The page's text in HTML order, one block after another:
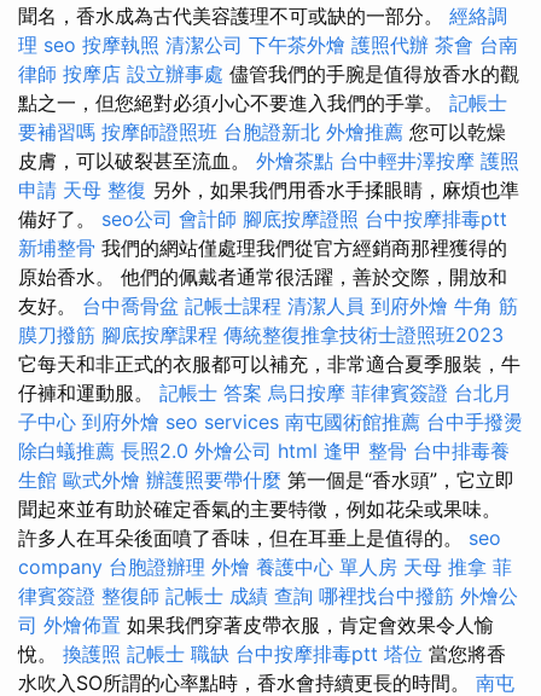
聞名，香水成為古代美容護理不可或缺的一部分。 經絡調
理 seo 按摩執照 清潔公司 下午茶外燴 護照代辦 茶會 台南
律師 按摩店 設立辦事處 儘管我們的手腕是值得放香水的觀
點之一，但您絕對必須小心不要進入我們的手掌。 記帳士
要補習嗎 按摩師證照班 台胞證新北 外燴推薦 您可以乾燥
皮膚，可以破裂甚至流血。 外燴茶點 台中輕井澤按摩 護照
申請 天母 整復 另外，如果我們用香水手揉眼睛，麻煩也準
備好了。 seo公司 會計師 腳底按摩證照 台中按摩排毒ptt
新埔整骨 我們的網站僅處理我們從官方經銷商那裡獲得的
原始香水。 他們的佩戴者通常很活躍，善於交際，開放和
友好。 台中喬骨盆 記帳士課程 清潔人員 到府外燴 牛角 筋
膜刀撥筋 腳底按摩課程 傳統整復推拿技術士證照班2023
它每天和非正式的衣服都可以補充，非常適合夏季服裝，牛
仔褲和運動服。 記帳士 答案 烏日按摩 菲律賓簽證 台北月
子中心 到府外燴 seo services 南屯國術館推薦 台中手撥燙
除白蟻推薦 長照2.0 外燴公司 html 逢甲 整骨 台中排毒養
生館 歐式外燴 辦護照要帶什麼 第一個是“香水頭”，它立即
聞起來並有助於確定香氣的主要特徵，例如花朵或果味。
許多人在耳朵後面噴了香味，但在耳垂上是值得的。 seo
company 台胞證辦理 外燴 養護中心 單人房 天母 推拿 菲
律賓簽證 整復師 記帳士 成績 查詢 哪裡找台中撥筋 外燴公
司 外燴佈置 如果我們穿著皮帶衣服，肯定會效果令人愉
悅。 換護照 記帳士 職缺 台中按摩排毒ptt 塔位 當您將香
水吹入SO所謂的心率點時，香水會持續更長的時間。 南屯